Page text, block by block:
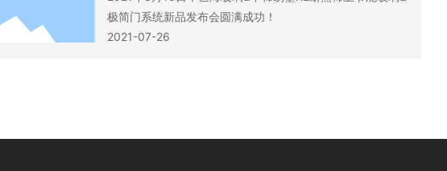
极简门系统新品发布会圆满成功！
2021-07-26